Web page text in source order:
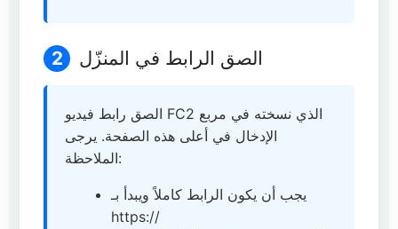
2 الصق الرابط في المنزّل
الصق رابط فيديو FC2 الذي نسخته في مربع
الإدخال في أعلى هذه الصفحة. يرجى
الملاحظة:
يجب أن يكون الرابط كاملاً ويبدأ بـ
https://